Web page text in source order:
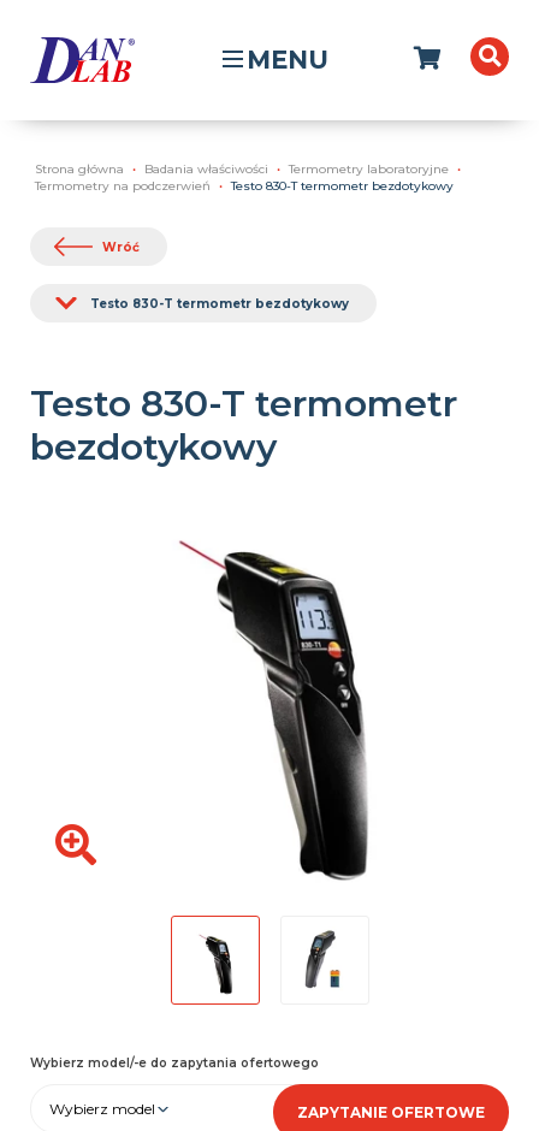
MENU
Strona główna Badania właściwości
Termometry laboratoryjne
Termometry na podczerwień
Testo 830-T termometr bezdotykowy
Wróć
Testo 830-T termometr bezdotykowy
Testo 830-T termometr
bezdotykowy
Wybierz model/-e do zapytania ofertowego
Wybierz model ZAPYTANIE OFERTOWE